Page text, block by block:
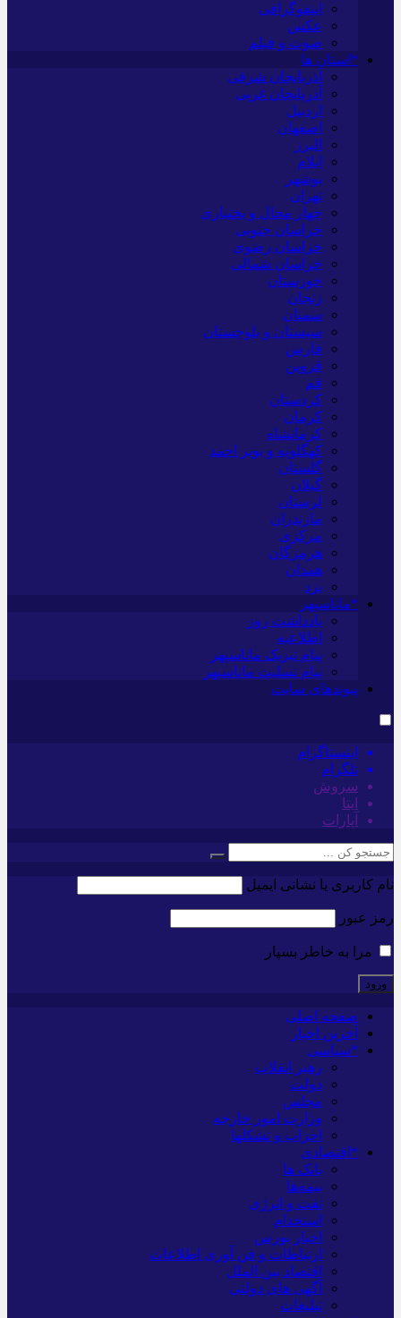
اینفوگرافی
عکس
صوت و فیلم
*استان ها
آذربایجان شرقی
آذربایجان غربی
اردبیل
اصفهان
البرز
ایلام
بوشهر
تهران
چهار محال و بختیاری
خراسان جنوبی
خراسان رضوی
خراسان شمالی
خوزستان
زنجان
سمنان
سیستان و بلوچستان
فارس
قزوین
قم
کردستان
کرمان
کرمانشاه
کهگلویه و بویر احمد
گلستان
گیلان
لرستان
مازندران
مرکزی
هرمزگان
همدان
یزد
*ماناسپهر
یادداشت روز
اطلاعیه
پیام تبریک ماناسپهر
پیام تسلیت ماناسپهر
پیوندهای سایت
اینستاگرام
تلگرام
سروش
ایتا
آپارات
نام کاربری یا نشانی ایمیل
رمز عبور
مرا به خاطر بسپار
صفحه اصلی
آخرین اخبار
*سیاسی
رهبر انقلاب
دولت
مجلس
وزارت امور خارجه
احزاب و تشکلها
*اقتصادی
بانک ها
بیمه‌ها
نفت و انرژی
استخدام
اخبار بورس
ارتباطات و فن آوری اطلاعات
اقتصاد بین الملل
آگهی های دولتی
تبلیغات